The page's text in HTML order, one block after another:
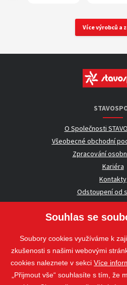
Více výrobců a
O Společnosti
Všeobecné obchodní
Zpracování
Kariéra
Kontakty
Odstoupení od
UŽITEČNÉ
Nezávazná
Souhlas se
Soubory cookies využíváme k
zkušenosti s našimi webovými
cookies naleznete v sekci Více
„Přijmout vše“ souhlasíte s tím, že